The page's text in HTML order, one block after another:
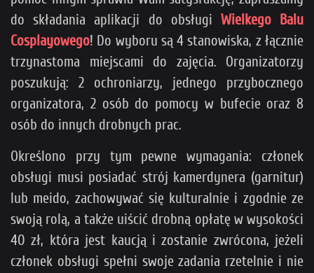
do składania aplikacji do obsługi Wielkego Balu
Cosplayowego! Do wyboru są 4 stanowiska, z łącznie
trzynastoma miejscami do zajęcia. Organizatorzy
poszukują: 2 ochroniarzy, jednego przybocznego
organizatora, 2 osób do pomocy w bufecie oraz 8
osób do innych drobnych prac.
Określono przy tym pewne wymagania: członek
obsługi musi posiadać strój kamerdynera (garnitur)
lub meido, zachowywać się kulturalnie i zgodnie ze
swoją rolą, a także uiścić drobną opłatę w wysokości
40 zł, która jest kaucją i zostanie zwrócona, jeżeli
członek obsługi spełni swoje zadania rzetelnie i nie